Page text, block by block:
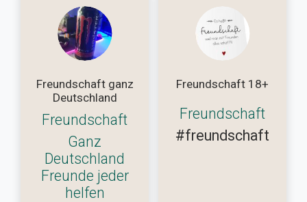
Freundschaft ganz
Deutschland
Freundschaft
Ganz
Deutschland
Freunde jeder
helfen
Freundschaft 18+
Freundschaft
#freundschaft